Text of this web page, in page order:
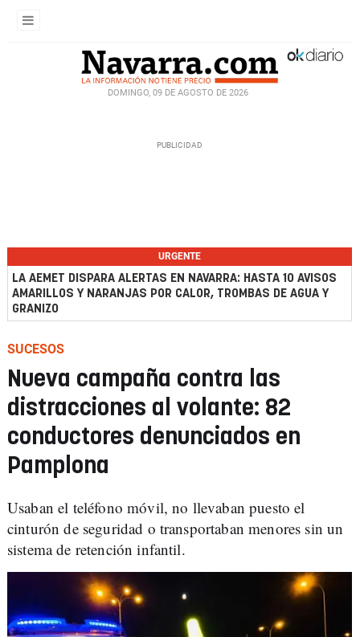
DOMINGO, 09 DE AGOSTO DE 2026
URGENTE
LA AEMET DISPARA ALERTAS EN NAVARRA: HASTA 10 AVISOS
AMARILLOS Y NARANJAS POR CALOR, TROMBAS DE AGUA Y
GRANIZO
SUCESOS
Nueva campaña contra las
distracciones al volante: 82
conductores denunciados en
Pamplona
Usaban el teléfono móvil, no llevaban puesto el
cinturón de seguridad o transportaban menores sin un
sistema de retención infantil.